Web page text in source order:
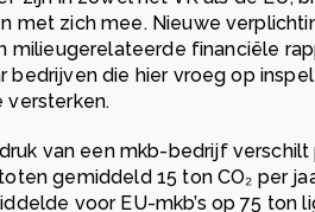
met zich mee. Nieuwe
milieugerelateerde financiële
die hier vroeg op
versterken.
van een mkb-bedrijf
gemiddeld 15 ton CO₂ per
voor EU-mkb’s op 75 ton